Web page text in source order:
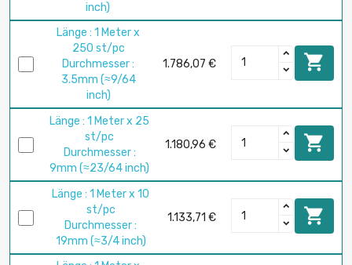
inch)
Länge : 1 Meter x
250 st/pc
Durchmesser :
3.5mm (≈9/64
inch)
1.786,07 € 
Länge : 1 Meter x 25
st/pc
Durchmesser :
9mm (≈23/64 inch)
1.180,96 € 
Länge : 1 Meter x 10
st/pc
Durchmesser :
19mm (≈3/4 inch)
1.133,71 € 